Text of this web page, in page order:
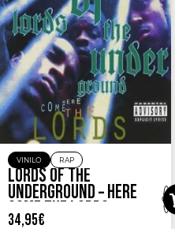
VINILO RAP
LORDS OF THE
UNDERGROUND – HERE
COME THE LORDS
34,95€